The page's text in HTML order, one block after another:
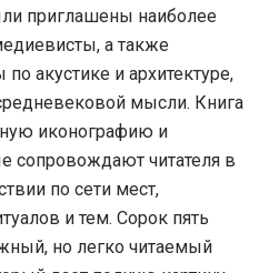
приглашены наиболее
а также
акустике и архитектуре,
мысли. Книга
иконографию и
сопровождают читателя в
по сети мест,
и тем. Сорок пять
но легко читаемый